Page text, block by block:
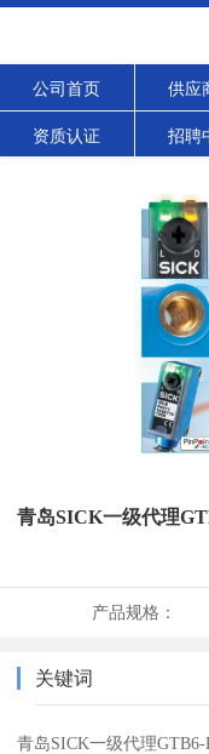
公司首页 供应
资质认证 招聘
青岛SICK一级代理
产品规格：
关键词
青岛SICK一级代理GTB6-